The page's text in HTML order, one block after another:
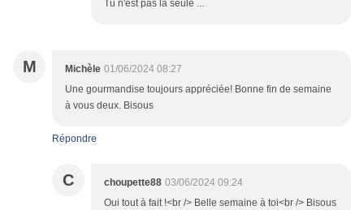
Tu n'est pas la seule ...
M Michèle 01/06/2024 08:27
Une gourmandise toujours appréciée! Bonne fin de semaine
à vous deux. Bisous
Répondre
C choupette88 03/06/2024 09:24
Oui tout à fait !<br /> Belle semaine à toi<br /> Bisous